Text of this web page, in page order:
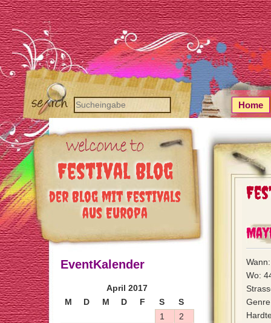
Festival Blog
der Blog mit Festivals
aus Europa
Home
Wo:
EventKalender
April 2017
M
D M D F S S
1
2